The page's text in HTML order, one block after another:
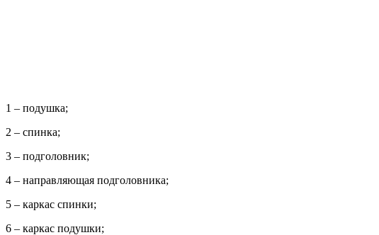
1 – подушка;
2 – спинка;
3 – подголовник;
4 – направляющая подголовника;
5 – каркас спинки;
6 – каркас подушки;